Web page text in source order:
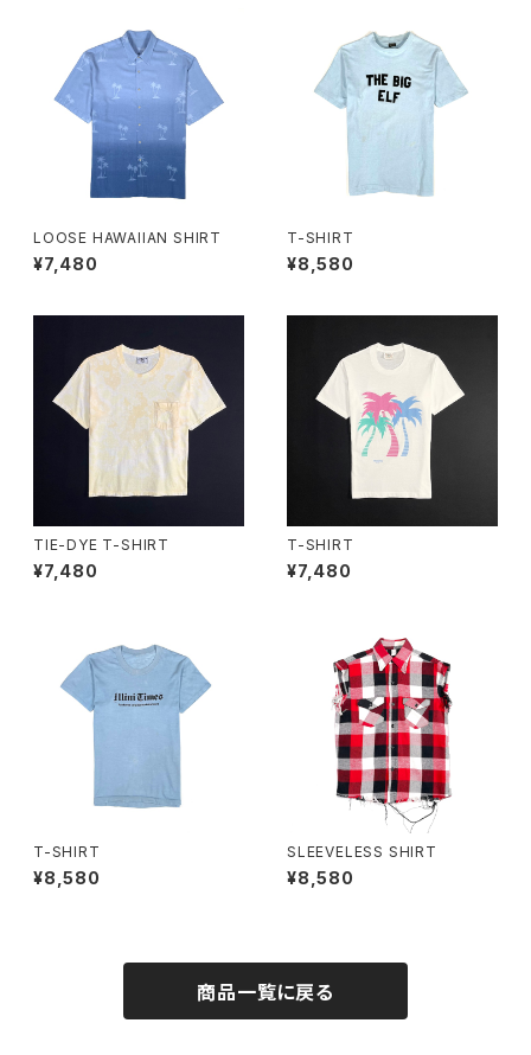
LOOSE HAWAIIAN SHIRT
¥7,480
T-SHIRT
¥8,580
TIE-DYE T-SHIRT
¥7,480
T-SHIRT
¥7,480
T-SHIRT
¥8,580
SLEEVELESS SHIRT
¥8,580
商品一覧に戻る